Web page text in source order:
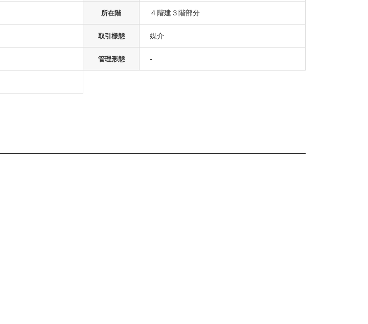
所在階 ４階建３階部分
取引様態 媒介
管理形態 -